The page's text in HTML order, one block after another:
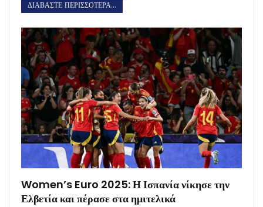
ΔΙΑΒΑΣΤΕ ΠΕΡΙΣΣΟΤΕΡΑ...
Women’s Euro 2025: Η Ισπανία νίκησε την
Ελβετία και πέρασε στα ημιτελικά